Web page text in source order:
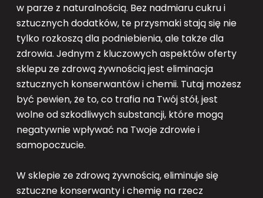
w parze z naturalnością. Bez nadmiaru cukru i
sztucznych dodatków, te przysmaki stają się nie
tylko rozkoszą dla podniebienia, ale także dla
zdrowia. Jednym z kluczowych aspektów oferty
sklepu ze zdrową żywnością jest eliminacja
sztucznych konserwantów i chemii. Tutaj możesz
być pewien, że to, co trafia na Twój stół, jest
wolne od szkodliwych substancji, które mogą
negatywnie wpływać na Twoje zdrowie i
samopoczucie.
W sklepie ze zdrową żywnością, eliminuje się
sztuczne konserwanty i chemię na rzecz